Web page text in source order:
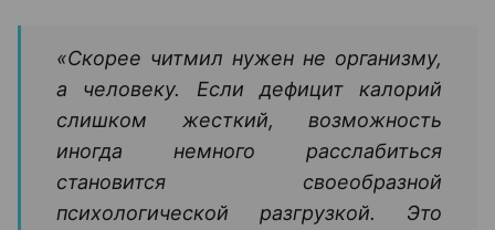
«Скорее читмил нужен не организму,
а человеку. Если дефицит калорий
слишком жесткий, возможность
иногда немного расслабиться
становится своеобразной
психологической разгрузкой. Это